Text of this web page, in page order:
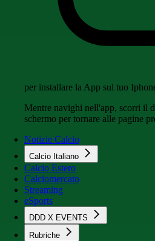
per installare la App sul tuo
Mentre navighi nell'app, scorri il
schermo per tornare alle pagine
Notizie Calcio
Calcio Italiano
Calcio Estero
Calciomercato
Streaming
eSports
DDD X EVENTS
Rubriche